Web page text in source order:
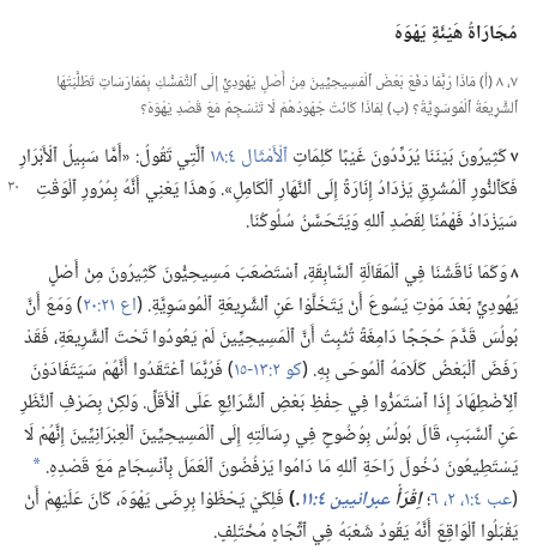
مُجَارَاةُ هَيْئَةِ يَهْوَهَ
٧،‏ ٨ (‏أ)‏ مَاذَا رُبَّمَا دَفَعَ بَعْضَ ٱلْمَسِيحِيِّينَ مِنْ أَصْلٍ يَهُودِيٍّ إِلَى ٱلتَّمَسُّكِ بِمُمَارَسَاتٍ تَطَلَّبَتْهَا
ٱلشَّرِيعَةُ ٱلْمُوسَوِيَّةُ؟‏ (‏ب)‏ لِمَاذَا كَانَتْ جُهُودُهُمْ لَا تَنْسَجِمُ مَعَ قَصْدِ يَهْوَهَ؟‏
٧كَثِيرُونَ بَيْنَنَا يُرَدِّدُونَ غَيْبًا كَلِمَاتِٱلْأَمْثَال ٤:‏١٨
ٱلَّتِي تَقُولُ:‏ «أَمَّا سَبِيلُ ٱلْأَبْرَارِ
فَكَٱلنُّورِ ٱلْمُشْرِقِ يَزْدَادُإِنَارَةً إِلَى ٱلنَّهَارِ ٱلْكَامِلِ».‏ وَهذَا يَعْنِي أَنَّهُ بِمُرُورِ ٱلْوَقْتِ
سَيَزْدَادُ فَهْمُنَا لِقَصْدِ ٱللهِ وَيَتَحَسَّنُ سُلُوكُنَا.‏
٨وَكَمَا نَاقَشْنَا فِي ٱلْمَقَالَةِ ٱلسَّابِقَةِ،‏ ٱسْتَصْعَبَ مَسِيحِيُّونَ كَثِيرُونَ مِنْ أَصْلٍ
يَهُودِيٍّ بَعْدَ مَوْتِ يَسُوعَ أَنْ يَتَخَلَّوْا عَنِ ٱلشَّرِيعَةِ ٱلْمُوسَوِيَّةِ.‏ (‏اع ٢١:‏٢٠
‏)‏ وَمَعَ أَنَّ
بُولُسَ قَدَّمَ حُجَجًا دَامِغَةً تُثْبِتُ أَنَّ ٱلْمَسِيحِيِّينَ لَمْ يَعُودُوا تَحْتَ ٱلشَّرِيعَةِ،‏ فَقَدْ
رَفَضَ ٱلْبَعْضُ كَلَامَهُ ٱلْمُوحَى بِهِ.‏ (‏كو ٢:‏١٣-‏١٥
‏)‏ فَرُبَّمَا ٱعْتَقَدُوا أَنَّهُمْ سَيَتَفَادَوْنَ
ٱلِٱضْطِهَادَ إِذَا ٱسْتَمَرُّوا فِي حِفْظِ بَعْضِ ٱلشَّرَائِعِ عَلَى ٱلْأَقَلِّ.‏ وَلكِنْ بِصَرْفِ ٱلنَّظَرِ
عَنِ ٱلسَّبَبِ،‏ قَالَ بُولُسُ بِوُضُوحٍ فِي رِسَالَتِهِ إِلَى ٱلْمَسِيحِيِّينَ ٱلْعِبْرَانِيِّينَ إِنَّهُمْ لَا
يَسْتَطِيعُونَ دُخُولَ رَاحَةِ ٱللهِ مَا دَامُوا يَرْفُضُونَ ٱلْعَمَلَ بِٱنْسِجَامٍ مَعَ قَصْدِهِ.‏ *
(‏عب ٤:‏١،‏ ٢،‏ ‏؛‏اِقْرَأْعبرانيين ٤:‏١١ ‏.‏
‏)‏فَلِكَيْ يَحْظَوْا بِرِضَى يَهْوَهَ،‏ كَانَ عَلَيْهِمْ أَنْ
يَقْبَلُوا ٱلْوَاقِعَ أَنَّهُ يَقُودُ شَعْبَهُ فِي ٱتِّجَاهٍ مُخْتَلِفٍ.‏